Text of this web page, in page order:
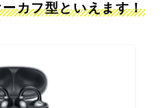
カフ型といえます！